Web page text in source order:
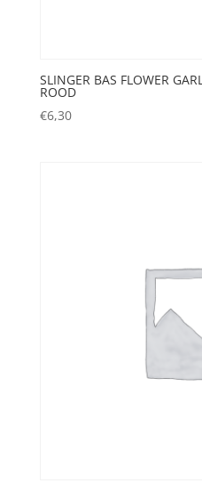
SLINGER BAS FLOWER
ROOD
€6,30